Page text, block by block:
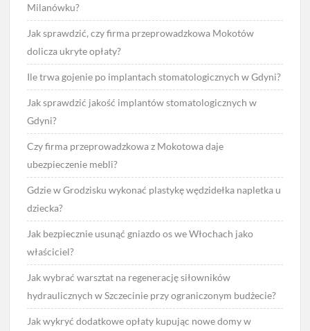
Milanówku?
Jak sprawdzić, czy firma przeprowadzkowa Mokotów
dolicza ukryte opłaty?
Ile trwa gojenie po implantach stomatologicznych w Gdyni?
Jak sprawdzić jakość implantów stomatologicznych w
Gdyni?
Czy firma przeprowadzkowa z Mokotowa daje
ubezpieczenie mebli?
Gdzie w Grodzisku wykonać plastykę wędzidełka napletka u
dziecka?
Jak bezpiecznie usunąć gniazdo os we Włochach jako
właściciel?
Jak wybrać warsztat na regenerację siłowników
hydraulicznych w Szczecinie przy ograniczonym budżecie?
Jak wykryć dodatkowe opłaty kupując nowe domy w